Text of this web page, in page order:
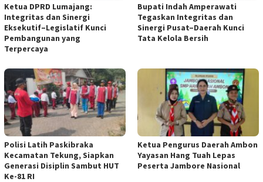
Ketua DPRD Lumajang:
Integritas dan Sinergi
Eksekutif–Legislatif Kunci
Pembangunan yang
Terpercaya
Bupati Indah Amperawati
Tegaskan Integritas dan
Sinergi Pusat–Daerah Kunci
Tata Kelola Bersih
Polisi Latih Paskibraka
Kecamatan Tekung, Siapkan
Generasi Disiplin Sambut HUT
Ke-81 RI
Ketua Pengurus Daerah Ambon
Yayasan Hang Tuah Lepas
Peserta Jambore Nasional